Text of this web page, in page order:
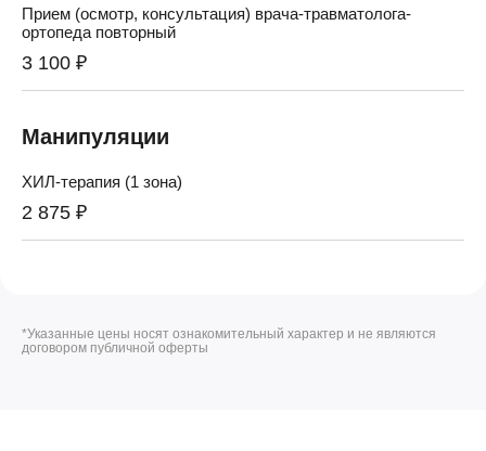
Прием (осмотр, консультация) врача-травматолога-
ортопеда повторный
3 100 ₽
Манипуляции
ХИЛ-терапия (1 зона)
2 875 ₽
*Указанные цены носят ознакомительный характер и не являются
договором публичной оферты